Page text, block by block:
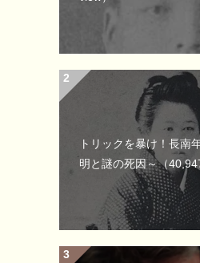
トリックを暴け！長南
明と謎の死因～（